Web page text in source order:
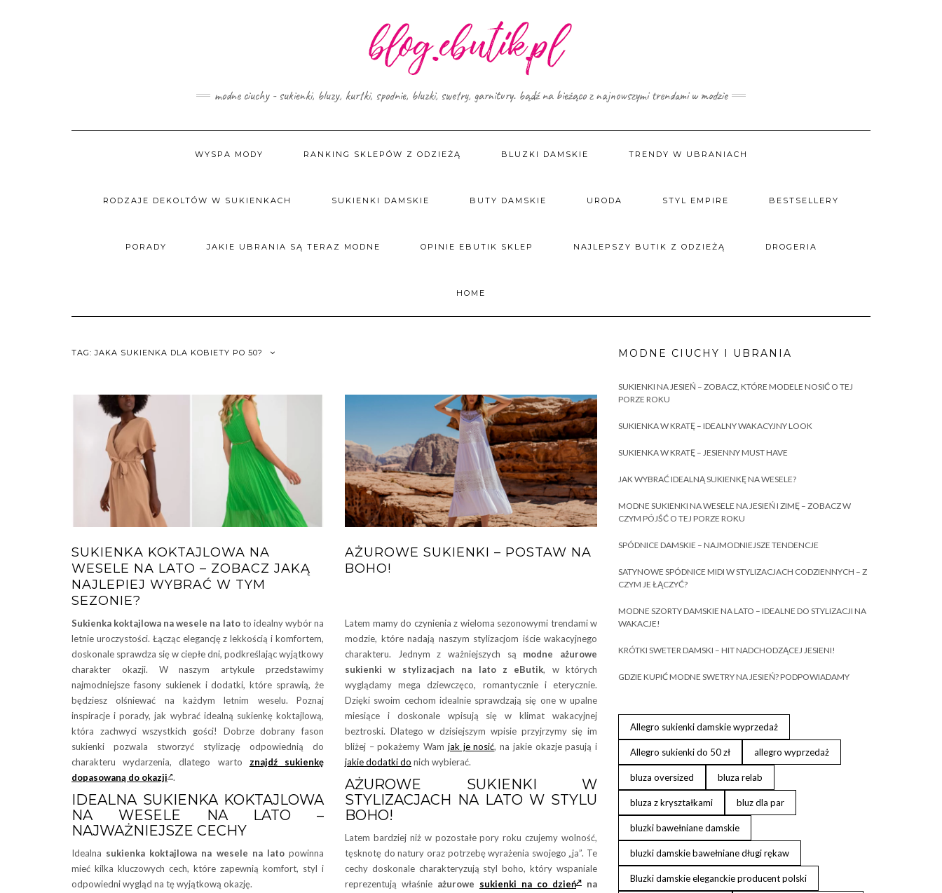
modne ciuchy - sukienki, bluzy, kurtki, spodnie, bluzki, swetry, garnitury. bądź na bieżąco z najnowszymi trendami w modzie
WYSPA MODY RANKING SKLEPÓW Z ODZIEŻĄ BLUZKI DAMSKIE TRENDY W UBRANIACH
RODZAJE DEKOLTÓW W SUKIENKACH SUKIENKI DAMSKIE BUTY DAMSKIE URODA STYL EMPIRE BESTSELLERY
PORADY JAKIE UBRANIA SĄ TERAZ MODNE OPINIE EBUTIK SKLEP NAJLEPSZY BUTIK Z ODZIEŻĄ DROGERIA
HOME
TAG:JAKA SUKIENKA DLA KOBIETY PO 50?
SUKIENKA KOKTAJLOWA NA
WESELE NA LATO – ZOBACZ JAKĄ
NAJLEPIEJ WYBRAĆ W TYM
SEZONIE?
Sukienka koktajlowa na wesele na latoto idealny wybór na
letnie uroczystości. Łącząc elegancję z lekkością i komfortem,
doskonale sprawdza się w ciepłe dni, podkreślając wyjątkowy
charakter okazji. W naszym artykule przedstawimy
najmodniejsze fasony sukienek i dodatki, które sprawią, że
będziesz olśniewać na każdym letnim weselu. Poznaj
inspiracje i porady, jak wybrać idealną sukienkę koktajlową,
która zachwyci wszystkich gości! Dobrze dobrany fason
sukienki pozwala stworzyć stylizację odpowiednią do
charakteru wydarzenia, dlatego warto znajdź sukienkę
dopasowaną do okazji .
IDEALNA SUKIENKA KOKTAJLOWA
NA WESELE NA LATO –
NAJWAŻNIEJSZE CECHY
Idealna sukienka koktajlowa na wesele na latopowinna
mieć kilka kluczowych cech, które zapewnią komfort, styl i
odpowiedni wygląd na tę wyjątkową okazję.
AŻUROWE SUKIENKI – POSTAW NA
BOHO!
Latem mamy do czynienia z wieloma sezonowymi trendami w
modzie, które nadają naszym stylizacjom iście wakacyjnego
charakteru. Jednym z ważniejszych są modne ażurowe
sukienki w stylizacjach na lato z eButik, w których
wyglądamy mega dziewczęco, romantycznie i eterycznie.
Dzięki swoim cechom idealnie sprawdzają się one w upalne
miesiące i doskonale wpisują się w klimat wakacyjnej
beztroski. Dlatego w dzisiejszym wpisie przyjrzymy się im
bliżej – pokażemy Wam jak je nosić, na jakie okazje pasują i
jakie dodatki do nich wybierać.
AŻUROWE SUKIENKI W
STYLIZACJACH NA LATO W STYLU
BOHO!
Latem bardziej niż w pozostałe pory roku czujemy wolność,
tęsknotę do natury oraz potrzebę wyrażenia swojego „ja”. Te
cechy doskonale charakteryzują styl boho, który wspaniale
reprezentują właśnie ażurowe sukienki na co dzień
na
MODNE CIUCHY I UBRANIA
SUKIENKI NA JESIEŃ – ZOBACZ, KTÓRE MODELE NOSIĆ O TEJ
PORZE ROKU
SUKIENKA W KRATĘ – IDEALNY WAKACYJNY LOOK
SUKIENKA W KRATĘ – JESIENNY MUST HAVE
JAK WYBRAĆ IDEALNĄ SUKIENKĘ NA WESELE?
MODNE SUKIENKI NA WESELE NA JESIEŃ I ZIMĘ – ZOBACZ W
CZYM PÓJŚĆ O TEJ PORZE ROKU
SPÓDNICE DAMSKIE – NAJMODNIEJSZE TENDENCJE
SATYNOWE SPÓDNICE MIDI W STYLIZACJACH CODZIENNYCH – Z
CZYM JE ŁĄCZYĆ?
MODNE SZORTY DAMSKIE NA LATO – IDEALNE DO STYLIZACJI NA
WAKACJE!
KRÓTKI SWETER DAMSKI – HIT NADCHODZĄCEJ JESIENI!
GDZIE KUPIĆ MODNE SWETRY NA JESIEŃ? PODPOWIADAMY
Allegro sukienki damskie wyprzedaż
Allegro sukienki do 50 zł allegro wyprzedaż
bluza oversized bluza relab
bluza z kryształkami bluz dla par
bluzki bawełniane damskie
bluzki damskie bawełniane długi rękaw
Bluzki damskie eleganckie producent polski